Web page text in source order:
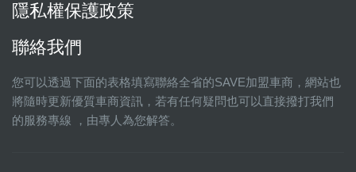
隱私權保護政策
聯絡我們
您可以透過下面的表格填寫聯絡全省的SAVE加盟車商，網站也
將隨時更新優質車商資訊，若有任何疑問也可以直接撥打我們
的服務專線 ，由專人為您解答。